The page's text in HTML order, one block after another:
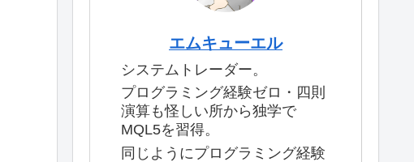
エムキューエル
システムトレーダー。
プログラミング経験ゼロ・四則
演算も怪しい所から独学で
MQL5を習得。
同じようにプログラミング経験